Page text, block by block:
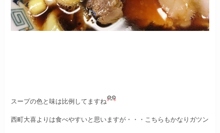
スープの色と味は比例してますね
西町大喜よりは食べやすいと思いますが・・・ こちらもかなりガツン